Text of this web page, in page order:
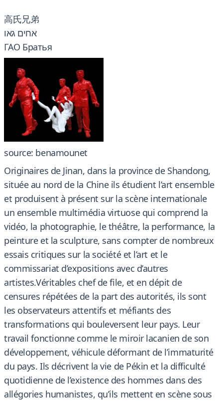
高氏兄弟
אחים גאו
ГАО Братья
source: benamounet
Originaires de Jinan, dans la province de Shandong,
située au nord de la Chine ils étudient l’art ensemble
et produisent à présent sur la scène internationale
un ensemble multimédia virtuose qui comprend la
vidéo, la photographie, le théâtre, la performance, la
peinture et la sculpture, sans compter de nombreux
essais critiques sur la société et l’art et le
commissariat d’expositions avec d’autres
artistes.Véritables chef de file, et en dépit de
censures répétées de la part des autorités, ils sont
les observateurs attentifs et méfiants des
transformations qui bouleversent leur pays. Leur
travail fonctionne comme le miroir lacanien de son
développement, véhicule déformant de l’immaturité
du pays. Ils décrivent la vie de Pékin et la difficulté
quotidienne de l’existence des hommes dans des
allégories humanistes, qu’ils mettent en scène sous